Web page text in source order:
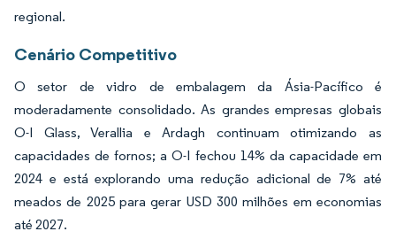
regional.
Cenário Competitivo
O setor de vidro de embalagem da Ásia-Pacífico é
moderadamente consolidado. As grandes empresas globais
O-I Glass, Verallia e Ardagh continuam otimizando as
capacidades de fornos; a O-I fechou 14% da capacidade em
2024 e está explorando uma redução adicional de 7% até
meados de 2025 para gerar USD 300 milhões em economias
até 2027.